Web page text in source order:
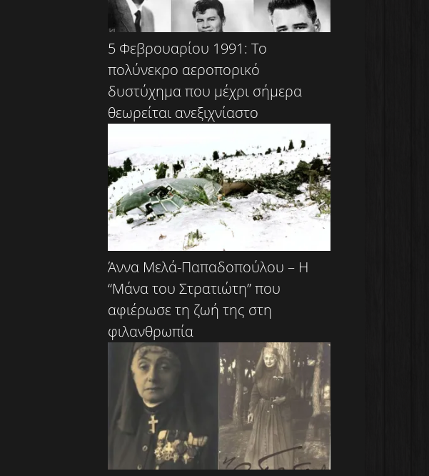
5 Φεβρουαρίου 1991: Το
πολύνεκρο αεροπορικό
δυστύχημα που μέχρι σήμερα
θεωρείται ανεξιχνίαστο
Άννα Μελά-Παπαδοπούλου – Η
“Μάνα του Στρατιώτη” που
αφιέρωσε τη ζωή της στη
φιλανθρωπία